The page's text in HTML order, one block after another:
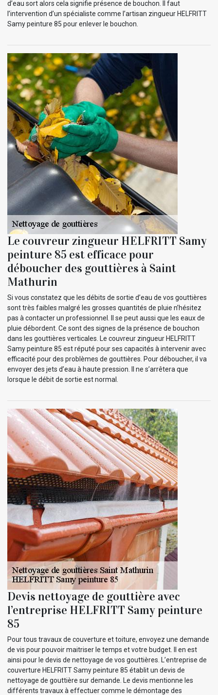
d’eau sort alors cela signifie présence de bouchon. Il faut
l’intervention d’un spécialiste comme l’artisan zingueur HELFRITT
Samy peinture 85 pour enlever le bouchon.
Le couvreur zingueur HELFRITT Samy
peinture 85 est efficace pour
déboucher des gouttières à Saint
Mathurin
Si vous constatez que les débits de sortie d’eau de vos gouttières
sont très faibles malgré les grosses quantités de pluie n’hésitez
pas à contacter un professionnel. Il se peut aussi que les eaux de
pluie débordent. Ce sont des signes de la présence de bouchon
dans les gouttières verticales. Le couvreur zingueur HELFRITT
Samy peinture 85 est réputé pour ses capacités à intervenir avec
efficacité pour des problèmes de gouttières. Pour déboucher, il va
envoyer des jets d’eau à haute pression. Il ne s’arrêtera que
lorsque le débit de sortie est normal.
Devis nettoyage de gouttière avec
l’entreprise HELFRITT Samy peinture
85
Pour tous travaux de couverture et toiture, envoyez une demande
de vis pour pouvoir maitriser le temps et votre budget. Il en est
ainsi pour le devis de nettoyage de vos gouttières. L’entreprise de
couverture HELFRITT Samy peinture 85 établit un devis de
nettoyage de gouttière sur demande. Le devis mentionne les
différents travaux à effectuer comme le démontage des